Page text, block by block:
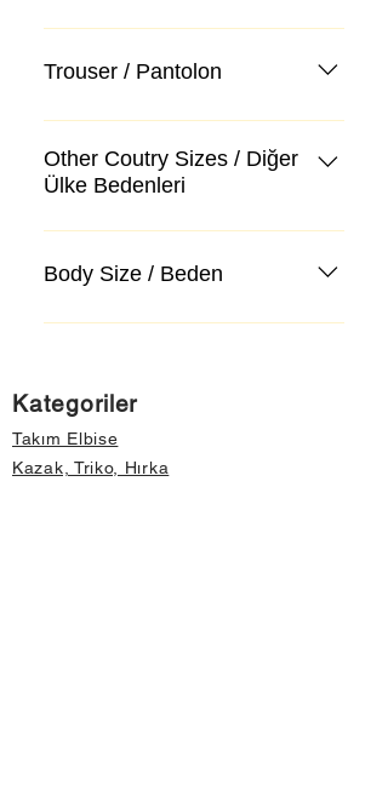
Trouser / Pantolon
Other Coutry Sizes / Diğer
Ülke Bedenleri
Body Size / Beden
Kategoriler
Takım Elbise
Kazak, Triko, Hırka